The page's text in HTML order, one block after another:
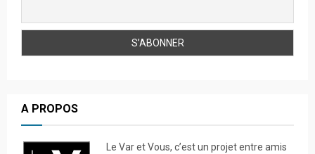
A PROPOS
Le Var et Vous, c’est un projet entre amis